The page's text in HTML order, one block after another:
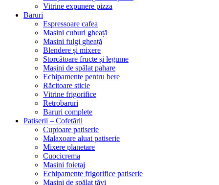
Vitrine expunere pizza
Baruri
Espressoare cafea
Masini cuburi gheață
Masini fulgi gheață
Blendere și mixere
Storcătoare fructe și legume
Mașini de spălat pahare
Echipamente pentru bere
Răcitoare sticle
Vitrine frigorifice
Retrobaruri
Baruri complete
Patiserii – Cofetării
Cuptoare patiserie
Malaxoare aluat patiserie
Mixere planetare
Cuocicrema
Masini foietaj
Echipamente frigorifice patiserie
Mașini de spălat tăvi